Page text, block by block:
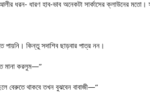
ধরন- ধারণ হাব-ভাব অনেকটা সার্কাসের ক্লাউনের মতো।
পায়নি। কিন্তু সদাশিব ছাড়বার পাত্র নন।
মানা করলুম—”
বেরুতে থাকবে তখন বুঝবেন বাবাজী—”